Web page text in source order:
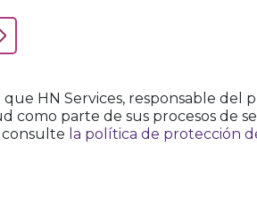
HN Services, responsable del
como parte de sus procesos de
consulte la política de protección